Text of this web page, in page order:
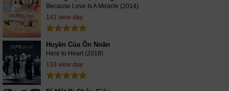
Because Love Is A Miracle (2014)
141 view day
Huyền Của Ôn Noãn
Here to Heart (2018)
133 view day